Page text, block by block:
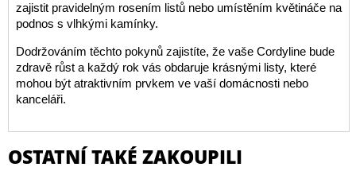
zajistit pravidelným rosením listů nebo umístěním květináče na
podnos s vlhkými kamínky.
Dodržováním těchto pokynů zajistíte, že vaše Cordyline bude
zdravě růst a každý rok vás obdaruje krásnými listy, které
mohou být atraktivním prvkem ve vaší domácnosti nebo
kanceláři.
OSTATNÍ TAKÉ ZAKOUPILI